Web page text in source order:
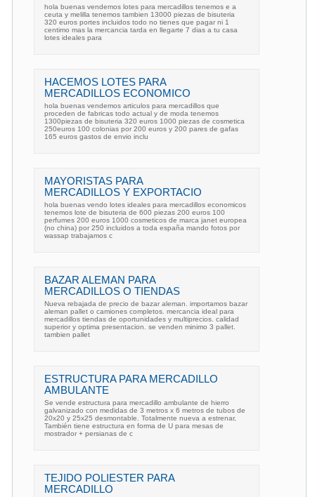
hola buenas vendemos lotes para mercadillos tenemos e a
ceuta y melilla tenemos tambien 13000 piezas de bisuteria
320 euros portes incluidos todo no tienes que pagar ni 1
centimo mas la mercancia tarda en llegarte 7 dias a tu casa
lotes ideales para
HACEMOS LOTES PARA
MERCADILLOS ECONOMICO
hola buenas vendemos articulos para mercadillos que
proceden de fabricas todo actual y de moda tenemos
1300piezas de bisuteria 320 euros 1000 piezas de cosmetica
250euros 100 colonias por 200 euros y 200 pares de gafas
165 euros gastos de envio inclu
MAYORISTAS PARA
MERCADILLOS Y EXPORTACIO
hola buenas vendo lotes ideales para mercadillos economicos
tenemos lote de bisuteria de 600 piezas 200 euros 100
perfumes 200 euros 1000 cosmeticos de marca janet europea
(no china) por 250 incluidos a toda españa mando fotos por
wassap trabajamos c
BAZAR ALEMAN PARA
MERCADILLOS O TIENDAS
Nueva rebajada de precio de bazar aleman. importamos bazar
aleman pallet o camiones completos. mercancia ideal para
mercadillos tiendas de oportunidades y multiprecios. calidad
superior y optima presentacion. se venden minimo 3 pallet.
tambien pallet
ESTRUCTURA PARA MERCADILLO
AMBULANTE
Se vende estructura para mercadillo ambulante de hierro
galvanizado con medidas de 3 metros x 6 metros de tubos de
20x20 y 25x25 desmontable. Totalmente nueva a estrenar,
También tiene estructura en forma de U para mesas de
mostrador + persianas de c
TEJIDO POLIESTER PARA
MERCADILLO